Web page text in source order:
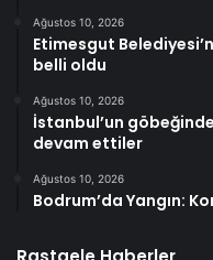
Ağustos 10, 2026
Etimesgut
belli oldu
Ağustos 10, 2026
İstanbul’un
devam ettiler
Ağustos 10, 2026
Bodrum’da Yangın: